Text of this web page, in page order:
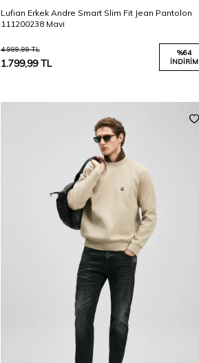
Lufian Erkek Andre Smart Slim Fit Jean Pantolon
111200238 Mavi
4.999,99TL
1.799,99TL
%64
İNDIRIM